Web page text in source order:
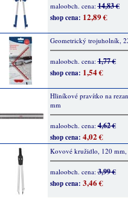
maloobch. cena:14,83 €
shop cena: 12,89 €
Geometrický trojuholník,
maloobch. cena:1,77 €
shop cena: 1,54 €
Hliníkové pravítko na
mm
maloobch. cena:4,62 €
shop cena: 4,02 €
Kovové kružidlo, 120 mm,
maloobch. cena:3,99 €
shop cena: 3,46 €